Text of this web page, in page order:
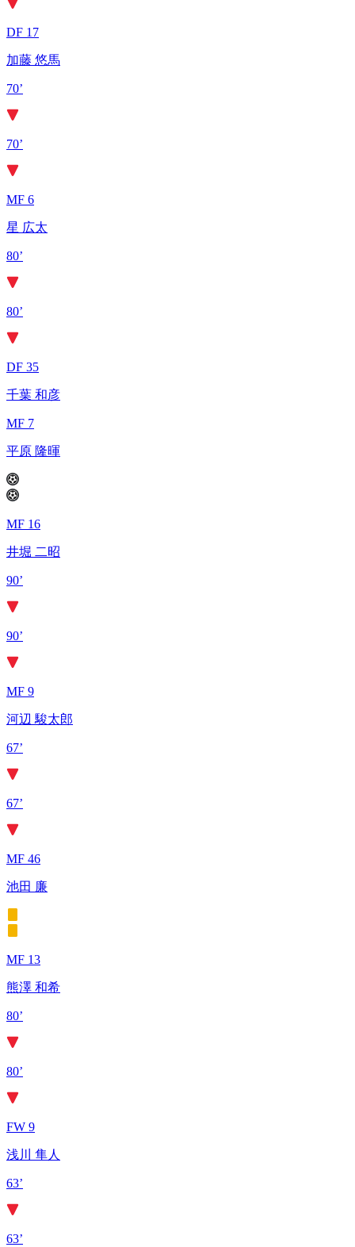
DF 17
加藤 悠馬
70’
70’
MF 6
星 広太
80’
80’
DF 35
千葉 和彦
MF 7
平原 隆暉
MF 16
井堀 二昭
90’
90’
MF 9
河辺 駿太郎
67’
67’
MF 46
池田 廉
MF 13
熊澤 和希
80’
80’
FW 9
浅川 隼人
63’
63’